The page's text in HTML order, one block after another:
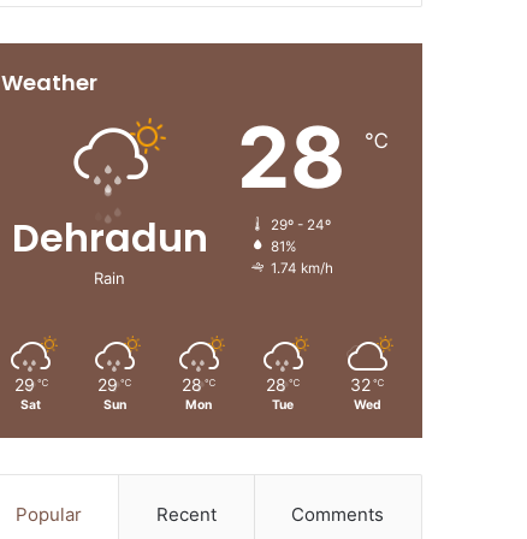
Weather
Dehradun
Rain
28 ℃
29º - 24º
81%
1.74 km/h
29 ℃
Sat
29 ℃
Sun
28 ℃
Mon
28 ℃
Tue
32 ℃
Wed
Popular Recent Comments